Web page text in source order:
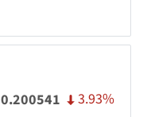
0.200541 3.93%